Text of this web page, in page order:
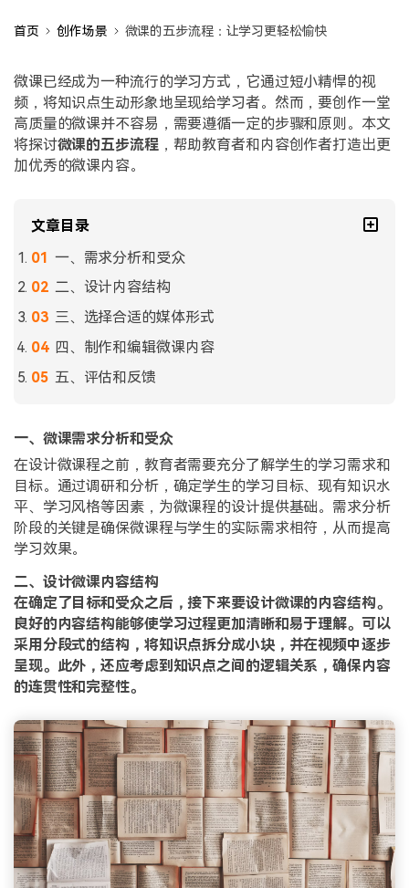
首页 创作场景 微课的五步流程：让学习更轻松愉快
微课已经成为一种流行的学习方式，它通过短小精悍的视
频，将知识点生动形象地呈现给学习者。然而，要创作一堂
高质量的微课并不容易，需要遵循一定的步骤和原则。本文
将探讨微课的五步流程，帮助教育者和内容创作者打造出更
加优秀的微课内容。
文章目录
一、需求分析和受众
二、设计内容结构
三、选择合适的媒体形式
四、制作和编辑微课内容
五、评估和反馈
一、微课需求分析和受众
在设计微课程之前，教育者需要充分了解学生的学习需求和
目标。通过调研和分析，确定学生的学习目标、现有知识水
平、学习风格等因素，为微课程的设计提供基础。需求分析
阶段的关键是确保微课程与学生的实际需求相符，从而提高
学习效果。
二、设计微课内容结构
在确定了目标和受众之后，接下来要设计微课的内容结构。
良好的内容结构能够使学习过程更加清晰和易于理解。可以
采用分段式的结构，将知识点拆分成小块，并在视频中逐步
呈现。此外，还应考虑到知识点之间的逻辑关系，确保内容
的连贯性和完整性。